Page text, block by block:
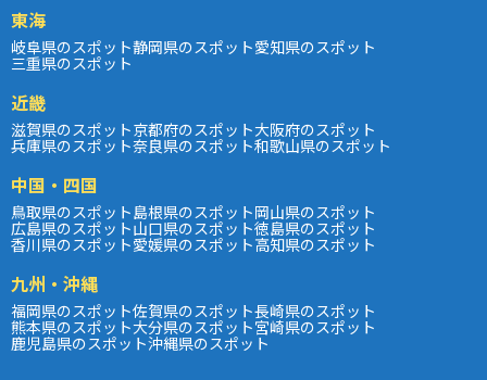
東海
岐阜県のスポット静岡県のスポット愛知県のスポット
三重県のスポット
近畿
滋賀県のスポット京都府のスポット大阪府のスポット
兵庫県のスポット奈良県のスポット和歌山県のスポット
中国・四国
鳥取県のスポット島根県のスポット岡山県のスポット
広島県のスポット山口県のスポット徳島県のスポット
香川県のスポット愛媛県のスポット高知県のスポット
九州・沖縄
福岡県のスポット佐賀県のスポット長崎県のスポット
熊本県のスポット大分県のスポット宮崎県のスポット
鹿児島県のスポット沖縄県のスポット